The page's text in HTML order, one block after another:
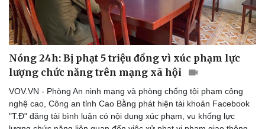
Văn hóa
Sân khấu - Điện ảnh
Văn học
Âm nhạc
Di sản
Giải trí
Nghệ sĩ
Thời trang
Sao Việt
Nóng 24h: Bị phạt 5 triệu đồng vì xúc phạm lực
lượng chức năng trên mạng xã hội
VOV.VN - Phòng An ninh mạng và phòng chống tội phạm công
nghệ cao, Công an tỉnh Cao Bằng phát hiện tài khoản Facebook
"T.Đ" đăng tải bình luận có nội dung xúc phạm, vu khống lực